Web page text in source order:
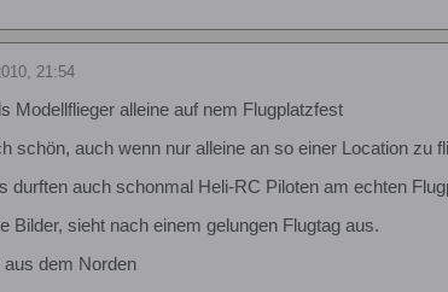
21:54
Modellflieger alleine auf nem Flugplatzfest
schön, auch wenn nur alleine an so einer Location zu
durften auch schonmal Heli-RC Piloten am echten
Bilder, sieht nach einem gelungen Flugtag aus.
aus dem Norden